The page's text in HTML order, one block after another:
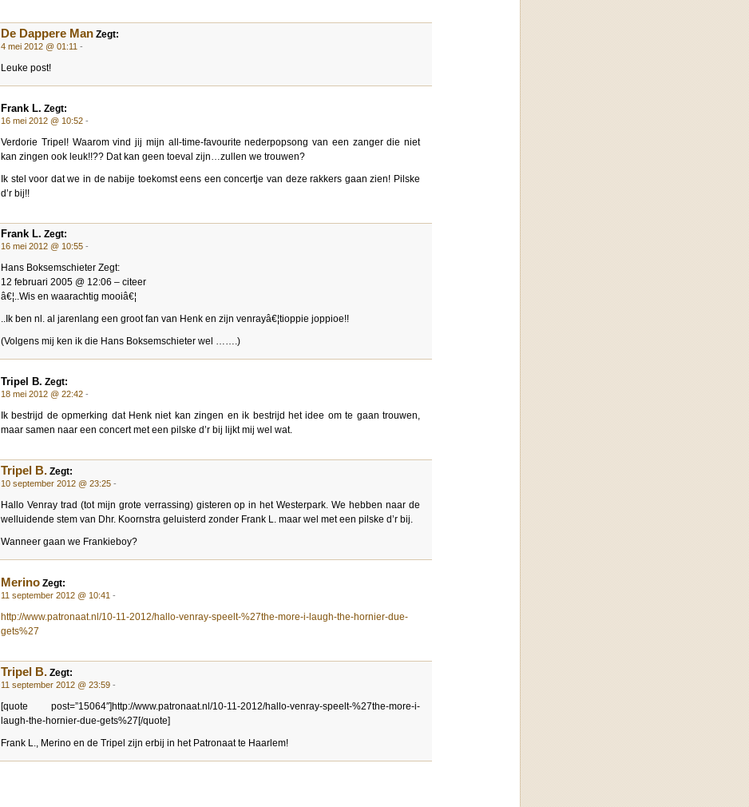
De Dappere Man Zegt:
4 mei 2012 @ 01:11 -
Leuke post!
Frank L. Zegt:
16 mei 2012 @ 10:52 -
Verdorie Tripel! Waarom vind jij mijn all-time-favourite nederpopsong van een zanger die niet
kan zingen ook leuk!!?? Dat kan geen toeval zijn…zullen we trouwen?
Ik stel voor dat we in de nabije toekomst eens een concertje van deze rakkers gaan zien! Pilske
d’r bij!!
Frank L. Zegt:
16 mei 2012 @ 10:55 -
Hans Boksemschieter Zegt:
12 februari 2005 @ 12:06 – citeer
â€¦..Wis en waarachtig mooiâ€¦
..Ik ben nl. al jarenlang een groot fan van Henk en zijn venrayâ€¦tioppie joppioe!!
(Volgens mij ken ik die Hans Boksemschieter wel …….)
Tripel B. Zegt:
18 mei 2012 @ 22:42 -
Ik bestrijd de opmerking dat Henk niet kan zingen en ik bestrijd het idee om te gaan trouwen,
maar samen naar een concert met een pilske d’r bij lijkt mij wel wat.
Tripel B. Zegt:
10 september 2012 @ 23:25 -
Hallo Venray trad (tot mijn grote verrassing) gisteren op in het Westerpark. We hebben naar de
welluidende stem van Dhr. Koornstra geluisterd zonder Frank L. maar wel met een pilske d’r bij.
Wanneer gaan we Frankieboy?
Merino Zegt:
11 september 2012 @ 10:41 -
http://www.patronaat.nl/10-11-2012/hallo-venray-speelt-%27the-more-i-laugh-the-hornier-due-
gets%27
Tripel B. Zegt:
11 september 2012 @ 23:59 -
[quote post=”15064″]http://www.patronaat.nl/10-11-2012/hallo-venray-speelt-%27the-more-i-
laugh-the-hornier-due-gets%27[/quote]
Frank L., Merino en de Tripel zijn erbij in het Patronaat te Haarlem!